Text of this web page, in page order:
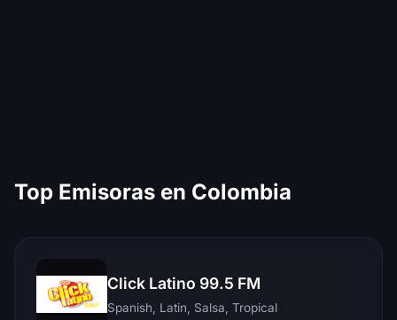
Top Emisoras en Colombia
Click Latino 99.5 FM
Spanish, Latin, Salsa, Tropical